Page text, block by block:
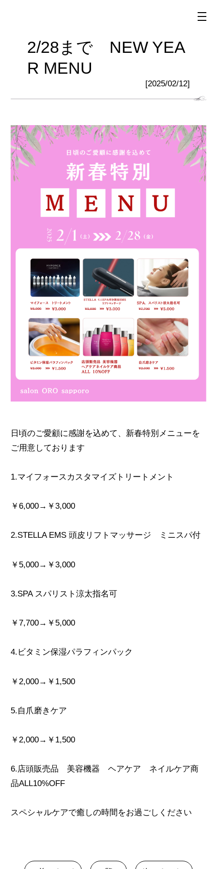
2/28まで NEW YEA
R MENU
[2025/02/12]
日頃のご愛顧に感謝を込めて、新春特別メニューを
ご用意しております
1.マイフォースカスタマイズトリートメント
￥6,000→￥3,000
2.STELLA EMS 頭皮リフトマッサージ ミニスパ付
￥5,000→￥3,000
3.SPA スパリスト涼太指名可
￥7,700→￥5,000
4.ビタミン保湿パラフィンパック
￥2,000→￥1,500
5.自爪磨きケア
￥2,000→￥1,500
6.店頭販売品 美容機器 ヘアケア ネイルケア商
品ALL10%OFF
スペシャルケアで癒しの時間をお過ごしください